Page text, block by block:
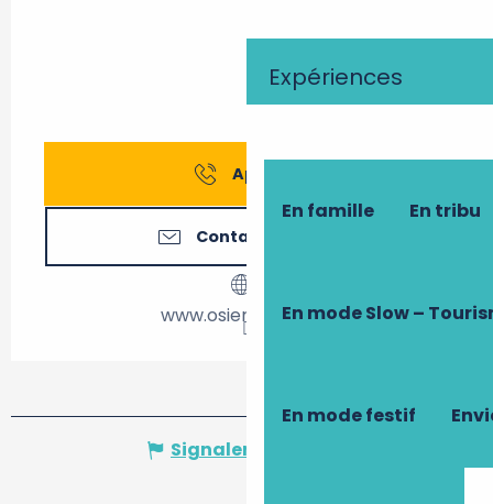
Expériences
En famille En tribu
En mode Slow –
En mode festif
Appeler
Contactez-nous
www.osierprod.com
Signaler une erreur